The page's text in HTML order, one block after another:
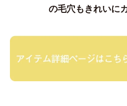
の毛穴もきれいに